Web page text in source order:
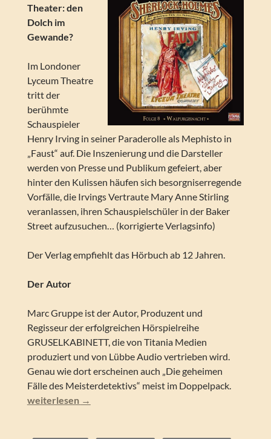
Theater: den
Dolch im
Gewande?
Im Londoner
Lyceum Theatre
tritt der
berühmte
Schauspieler
Henry Irving in seiner Paraderolle als Mephisto in
„Faust“ auf. Die Inszenierung und die Darsteller
werden von Presse und Publikum gefeiert, aber
hinter den Kulissen häufen sich besorgniserregende
Vorfälle, die Irvings Vertraute Mary Anne Stirling
veranlassen, ihren Schauspielschüler in der Baker
Street aufzusuchen… (korrigierte Verlagsinfo)
Der Verlag empfiehlt das Hörbuch ab 12 Jahren.
Der Autor
Marc Gruppe ist der Autor, Produzent und
Regisseur der erfolgreichen Hörspielreihe
GRUSELKABINETT, die von Titania Medien
produziert und von Lübbe Audio vertrieben wird.
Genau wie dort erscheinen auch „Die geheimen
Fälle des Meisterdetektivs“ meist im Doppelpack.
Sherlock Holmes – Walpurgisnacht (Die geheimen Fälle
weiterlesen →